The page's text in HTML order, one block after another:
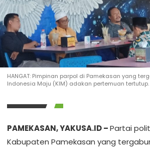
HANGAT: Pimpinan parpol di Pamekasan yang
Indonesia Maju (KIM) adakan pertemuan tertutup.
PAMEKASAN, YAKUSA.ID –Partai
Kabupaten Pamekasan yang